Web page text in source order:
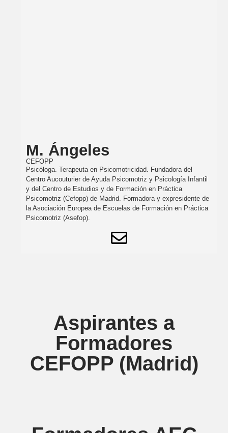
M. Ángeles
CEFOPP
Psicóloga. Terapeuta en Psicomotricidad. Fundadora del
Centro Aucouturier de Ayuda Psicomotriz y Psicología Infantil
y del Centro de Estudios y de Formación en Práctica
Psicomotriz (Cefopp) de Madrid. Formadora y expresidente de
la Asociación Europea de Escuelas de Formación en Práctica
Psicomotriz (Asefop).
Aspirantes a
Formadores
CEFOPP (Madrid)